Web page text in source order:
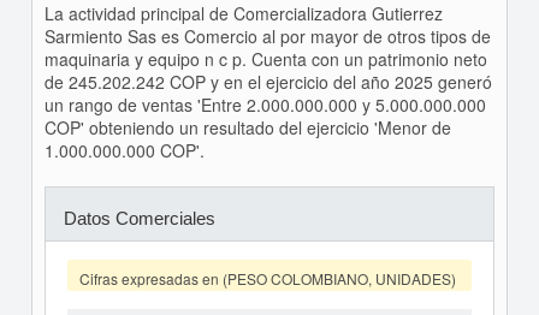
La actividad principal de Comercializadora Gutierrez
Sarmiento Sas es Comercio al por mayor de otros tipos de
maquinaria y equipo n c p. Cuenta con un patrimonio neto
de 245.202.242 COP y en el ejercicio del año 2025 generó
un rango de ventas 'Entre 2.000.000.000 y 5.000.000.000
COP' obteniendo un resultado del ejercicio 'Menor de
1.000.000.000 COP'.
Datos Comerciales
Cifras expresadas en (PESO COLOMBIANO, UNIDADES)